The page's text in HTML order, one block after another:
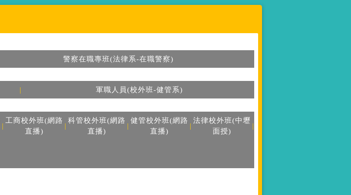
警察在職專班(法律系-在職警察)
| 軍職人員(校外班-健管系)
|
工商校外班(網路
直播)
|
科管校外班(網路
直播)
|
健管校外班(網路
直播)
|
法律校外班(中壢
面授)
|